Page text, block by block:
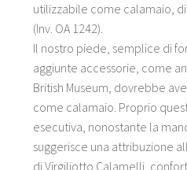
utilizzabile come calamaio,
(Inv. OA 1242).
Il nostro piede, semplice di
aggiunte accessorie, come
British Museum, dovrebbe
come calamaio. Proprio
esecutiva, nonostante la
suggerisce una attribuzione
di Virgiliotto Calamelli,